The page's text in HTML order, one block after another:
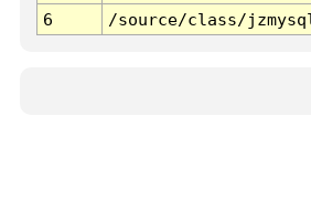
6
/source/class/